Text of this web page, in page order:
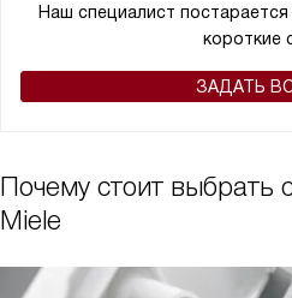
Наш специалист
короткие
ЗАДАТЬ
Почему стоит
Miele